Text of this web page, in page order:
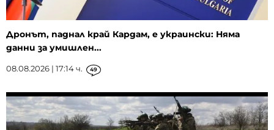
Дронът, паднал край Кардам, е украински: Няма
данни за умишлен...
08.08.2026 | 17:14 ч. 49